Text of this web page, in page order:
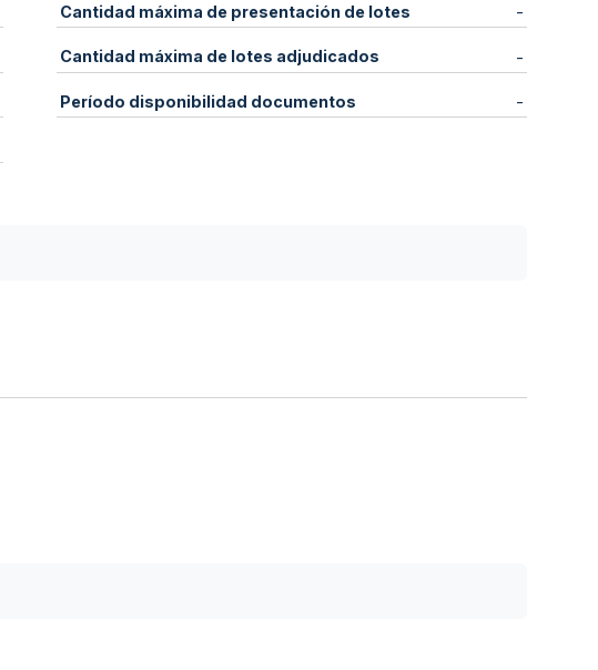
Cantidad máxima de presentación de lotes -
Cantidad máxima de lotes adjudicados -
Período disponibilidad documentos -